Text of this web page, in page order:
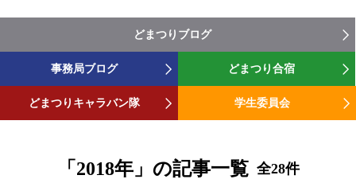
どまつりブログ
事務局ブログ どまつり合宿
どまつりキャラバン隊 学生委員会
「2018年」の記事一覧 全28件